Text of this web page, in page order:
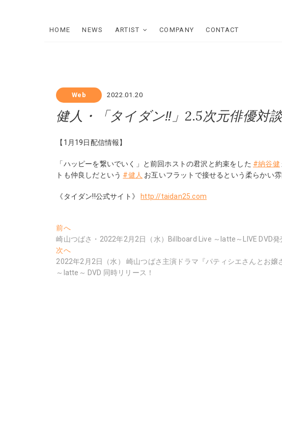
HOME NEWS ARTIST COMPANY CONTACT
Web 2022.01.20
健人・「タイダン‼︎」2.5次元俳優対
【1月19日配信情報】
「ハッピーを繋いでいく」と前回ホストの君沢と約束をした #納谷健
トも仲良しだという #健人 お互いフラットで接せるという柔らかい
《タイダン!!公式サイト》http://taidan25.com
投
稿
ナ
ビ
前へ過
去
の
投
稿:
崎山つばさ・2022年2月2日（水）Billboard Live ～latte～LIVE DVD発
次へ次
の
投
2022年2月2日（水） 崎山つばさ主演ドラマ『パティシエさんとお
～latte～ DVD 同時リリース！